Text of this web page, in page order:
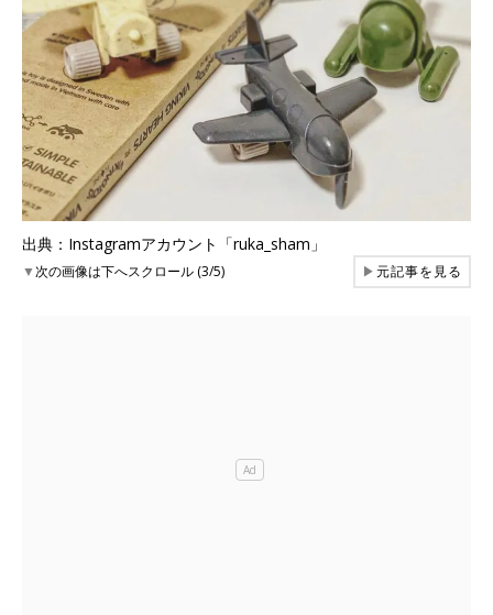
出典：Instagramアカウント「ruka_sham」
▼次の画像は下へスクロール (3/5) ▶元記事を見る